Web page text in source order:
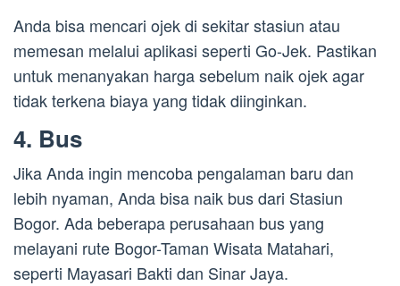
Anda bisa mencari ojek di sekitar stasiun atau
memesan melalui aplikasi seperti Go-Jek. Pastikan
untuk menanyakan harga sebelum naik ojek agar
tidak terkena biaya yang tidak diinginkan.
4. Bus
Jika Anda ingin mencoba pengalaman baru dan
lebih nyaman, Anda bisa naik bus dari Stasiun
Bogor. Ada beberapa perusahaan bus yang
melayani rute Bogor-Taman Wisata Matahari,
seperti Mayasari Bakti dan Sinar Jaya.